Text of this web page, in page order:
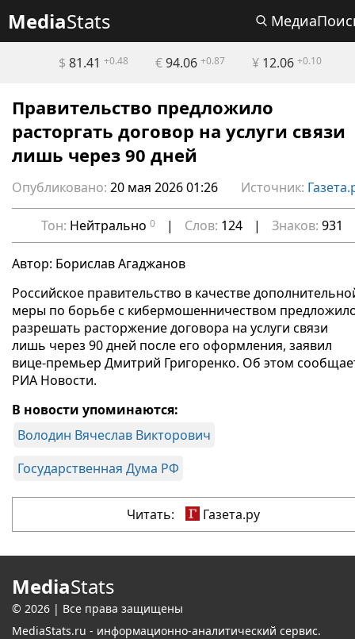
MediaStats
$ 81.41 +0.48 €94.06 +0.87 ¥ 12.06 +0.10
Правительство предложило
расторгать договор на услуги связи
лишь через 90 дней
Опубликовано: 20 мая 2026 01:26 Источник:
Тон: Нейтрально 0 | Слов: 124 | Знаков: 931
Автор: Борислав Агаджанов
Российское правительство в качестве
меры по борьбе с кибермошенничеством
разрешать расторжение договора на услуги связи
лишь через 90 дней после его оформления, заявил
вице-премьер Дмитрий Григоренко. Об этом
РИА Новости.
В новости упоминаются:
Володин Вячеслав Викторович
Государственная Дума РФ
Читать: Газета.ру
MediaStats
© 2026 | Все права защищены
MediaStats.ru - информационно-аналитический сервис.